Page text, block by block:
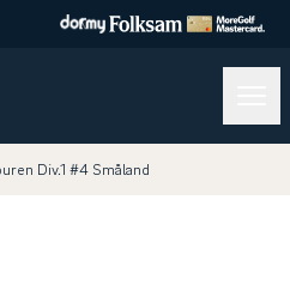
Div.1 #4 Småland